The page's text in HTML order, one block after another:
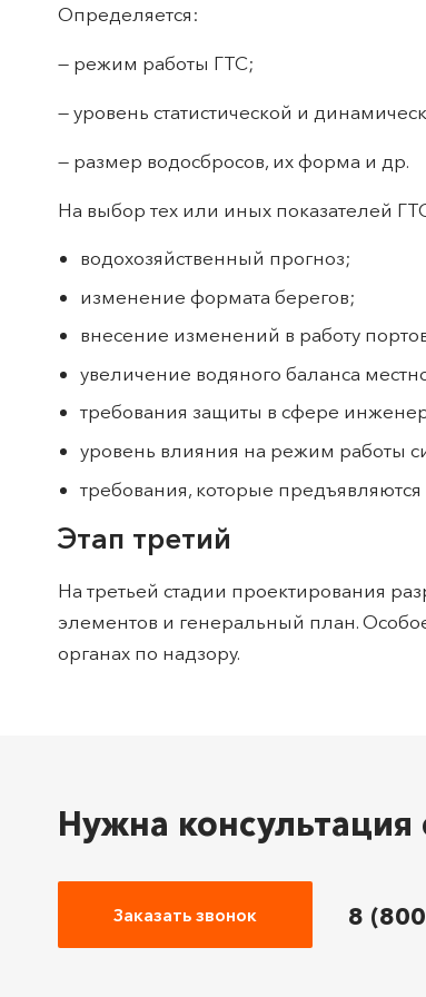
Определяется:
— режим работы ГТС;
— уровень статистической и
— размер водосбросов, их форма и др.
На выбор тех или иных показателей
водохозяйственный прогноз;
изменение формата берегов;
внесение изменений в работу
увеличение водяного баланса
требования защиты в сфере
уровень влияния на режим работы
требования, которые предъявляются
Этап третий
На третьей стадии проектирования
элементов и генеральный план.
органах по надзору.
Нужна консультация
Заказать звонок 8